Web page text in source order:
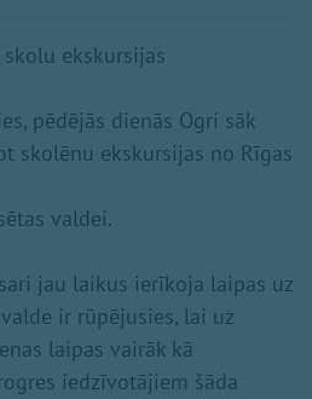
ekskursijas
pēdējās dienās Ogri sāk
skolēnu ekskursijas no Rīgas
valdei.
jau laikus ierīkoja laipas uz
ir rūpējusies, lai uz
laipas vairāk kā
iedzīvotājiem šāda